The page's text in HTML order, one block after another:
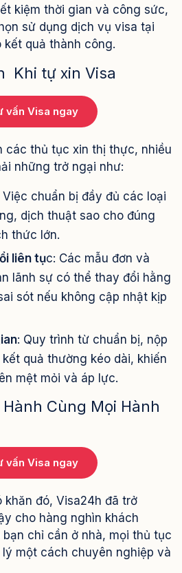
kiệm thời gian và công sức,
sử dụng dịch vụ visa tại
kết quả thành công.
Khi tự xin Visa
vấn Visa ngay
các thủ tục xin thị thực, nhiều
những trở ngại như:
Việc chuẩn bị đầy đủ các loại
dịch thuật sao cho đúng
thức lớn.
liên tục: Các mẫu đơn và
lãnh sự có thể thay đổi hằng
sót nếu không cập nhật kịp
: Quy trình từ chuẩn bị, nộp
quả thường kéo dài, khiến
mệt mỏi và áp lực.
Cùng Mọi Hành
vấn Visa ngay
khăn đó, Visa24h đã trở
cho hàng nghìn khách
chỉ cần ở nhà, mọi thủ tục
một cách chuyên nghiệp và